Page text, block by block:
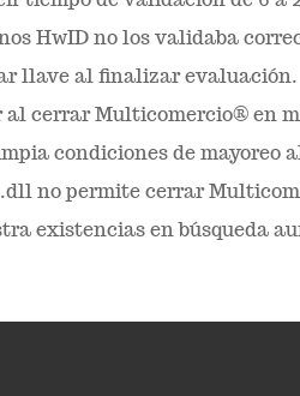
HwID no los validaba
llave al finalizar evaluación.
al cerrar Multicomercio® en
condiciones de mayoreo
no permite cerrar
existencias en búsqueda